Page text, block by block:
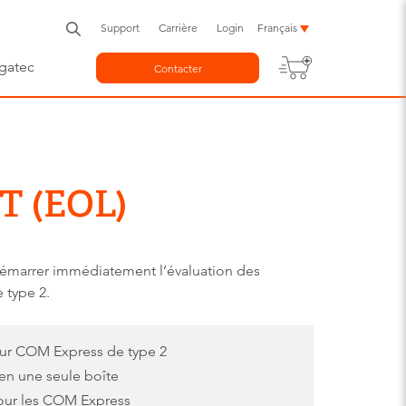
Support Carrière Login Français
Contacter
(EOL)
immédiatement l’évaluation des
type 2.
COM Express de type 2
une seule boîte
les COM Express